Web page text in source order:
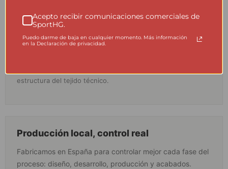
× No usar suavizante.
× No planchar.
estructura del tejido técnico.
Producción local, control real
Fabricamos en España para controlar mejor cada fase del
proceso: diseño, desarrollo, producción y acabados.
Acepto recibir comunicaciones comerciales de
SportHG.
Puedo darme de baja en cualquier momento. Más información
en la Declaración de privacidad.